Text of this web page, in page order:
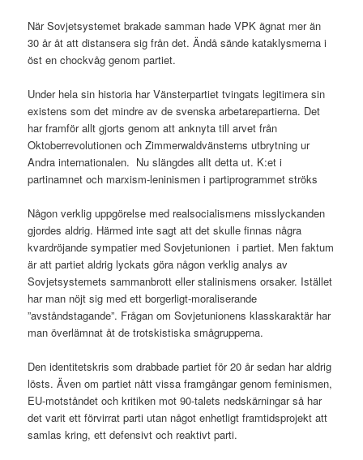
När Sovjetsystemet brakade samman hade VPK ägnat mer än
30 år åt att distansera sig från det. Ändå sände kataklysmerna i
öst en chockvåg genom partiet.
Under hela sin historia har Vänsterpartiet tvingats legitimera sin
existens som det mindre av de svenska arbetarepartierna. Det
har framför allt gjorts genom att anknyta till arvet från
Oktoberrevolutionen och Zimmerwaldvänsterns utbrytning ur
Andra internationalen. Nu slängdes allt detta ut. K:et i
partinamnet och marxism-leninismen i partiprogrammet ströks
Någon verklig uppgörelse med realsocialismens misslyckanden
gjordes aldrig. Härmed inte sagt att det skulle finnas några
kvardröjande sympatier med Sovjetunionen i partiet. Men faktum
är att partiet aldrig lyckats göra någon verklig analys av
Sovjetsystemets sammanbrott eller stalinismens orsaker. Istället
har man nöjt sig med ett borgerligt-moraliserande
”avståndstagande”. Frågan om Sovjetunionens klasskaraktär har
man överlämnat åt de trotskistiska smågrupperna.
Den identitetskris som drabbade partiet för 20 år sedan har aldrig
lösts. Även om partiet nått vissa framgångar genom feminismen,
EU-motståndet och kritiken mot 90-talets nedskärningar så har
det varit ett förvirrat parti utan något enhetligt framtidsprojekt att
samlas kring, ett defensivt och reaktivt parti.